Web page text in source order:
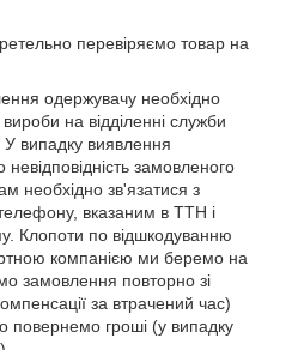
перевіряємо товар на
одержувачу необхідно
на відділенні служби
випадку виявлення
замовленого
необхідно зв'язатися з
вказаним в ТТН і
Клопоти по відшкодуванню
компанією ми беремо на
замовлення повторно зі
за втрачений час)
повернемо гроші (у випадку